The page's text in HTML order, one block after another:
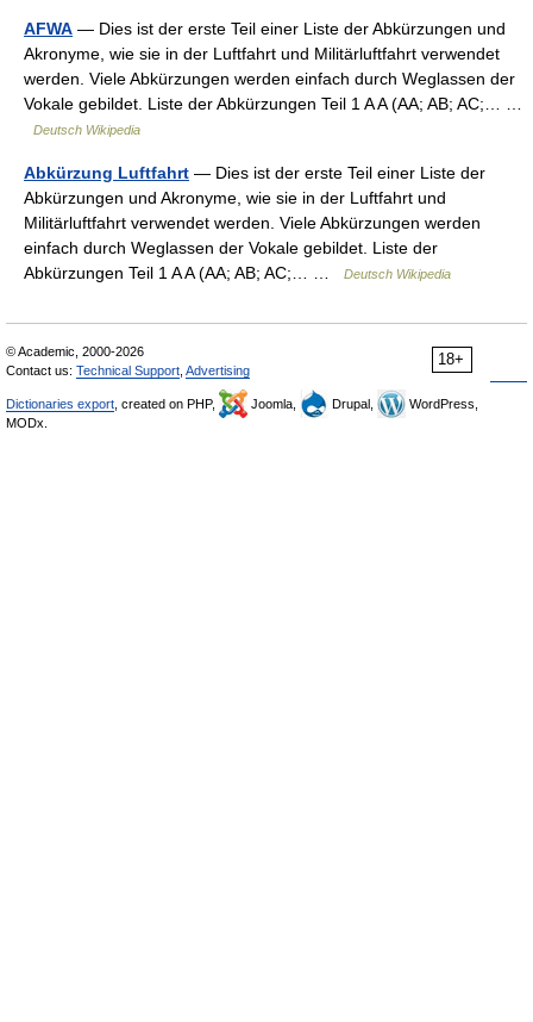
AFWA — Dies ist der erste Teil einer Liste der Abkürzungen und
Akronyme, wie sie in der Luftfahrt und Militärluftfahrt verwendet
werden. Viele Abkürzungen werden einfach durch Weglassen der
Vokale gebildet. Liste der Abkürzungen Teil 1 A A (AA; AB; AC;… …
Deutsch Wikipedia
Abkürzung Luftfahrt — Dies ist der erste Teil einer Liste der
Abkürzungen und Akronyme, wie sie in der Luftfahrt und
Militärluftfahrt verwendet werden. Viele Abkürzungen werden
einfach durch Weglassen der Vokale gebildet. Liste der
Abkürzungen Teil 1 A A (AA; AB; AC;… …
Deutsch Wikipedia
18+
© Academic, 2000-2026
Contact us: Technical Support Advertising
Dictionaries export , created on PHP, Joomla, Drupal,
WordPress,
MODx.